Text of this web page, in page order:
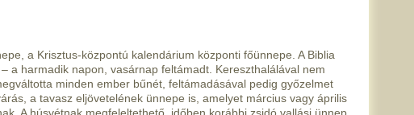
a Krisztus-központú kalendárium központi főünnepe. A Biblia
a harmadik napon, vasárnap feltámadt. Kereszthalálával nem
minden ember bűnét, feltámadásával pedig győzelmet
a tavasz eljövetelének ünnepe is, amelyet március vagy április